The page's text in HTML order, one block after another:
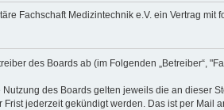
Fachschaft Medizintechnik e.V. ein Vertrag
des Boards ab (im Folgenden „Betreiber“,
des Boards gelten jeweils die an dieser
jederzeit gekündigt werden. Das ist per Mail